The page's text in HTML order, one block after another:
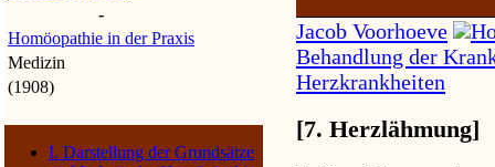
-
Homöopathie in der Praxis
Medizin
(1908)
I. Darstellung der Grundsätze
Jacob Voorhoeve
Behandlung der
Herzkrankheiten
[7. Herzlähmung]